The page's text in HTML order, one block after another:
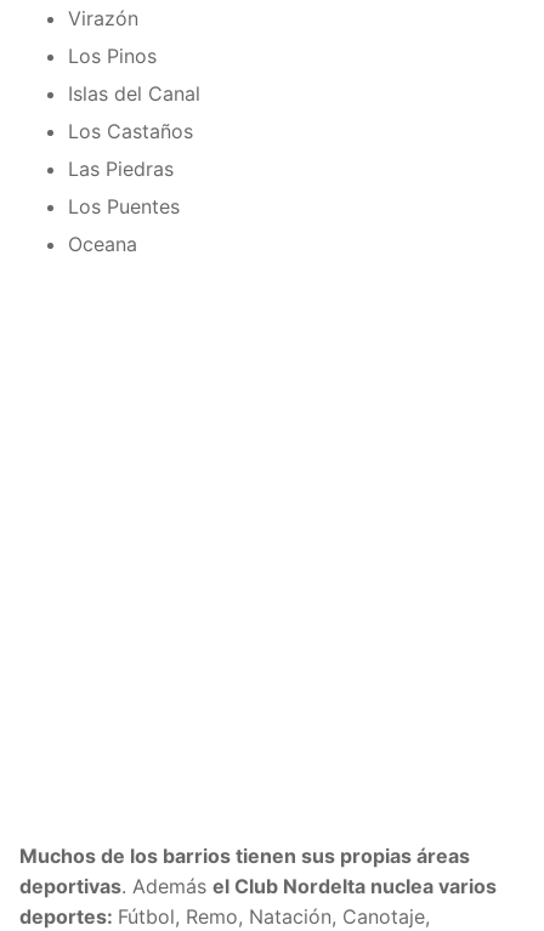
Virazón
Los Pinos
Islas del Canal
Los Castaños
Las Piedras
Los Puentes
Oceana
Muchos de los barrios tienen sus propias áreas
deportivas. Además el Club Nordelta nuclea varios
deportes: Fútbol, Remo, Natación, Canotaje,